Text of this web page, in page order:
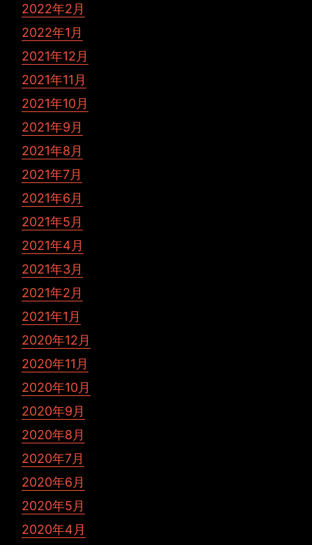
2022年2月
2022年1月
2021年12月
2021年11月
2021年10月
2021年9月
2021年8月
2021年7月
2021年6月
2021年5月
2021年4月
2021年3月
2021年2月
2021年1月
2020年12月
2020年11月
2020年10月
2020年9月
2020年8月
2020年7月
2020年6月
2020年5月
2020年4月